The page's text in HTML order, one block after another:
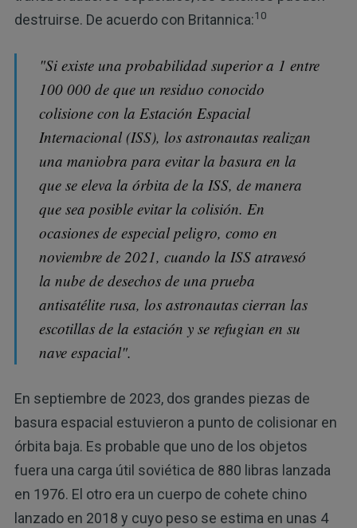
destruirse. De acuerdo con Britannica:10
"Si existe una probabilidad superior a 1 entre
100 000 de que un residuo conocido
colisione con la Estación Espacial
Internacional (ISS), los astronautas realizan
una maniobra para evitar la basura en la
que se eleva la órbita de la ISS, de manera
que sea posible evitar la colisión. En
ocasiones de especial peligro, como en
noviembre de 2021, cuando la ISS atravesó
la nube de desechos de una prueba
antisatélite rusa, los astronautas cierran las
escotillas de la estación y se refugian en su
nave espacial".
En septiembre de 2023, dos grandes piezas de
basura espacial estuvieron a punto de colisionar en
órbita baja. Es probable que uno de los objetos
fuera una carga útil soviética de 880 libras lanzada
en 1976. El otro era un cuerpo de cohete chino
lanzado en 2018 y cuyo peso se estima en unas 4